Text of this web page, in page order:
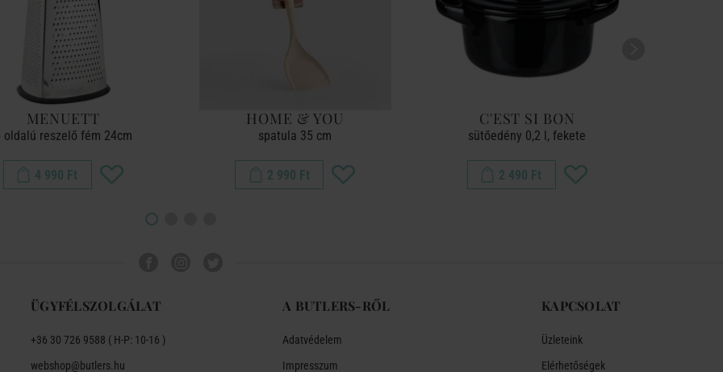
MENUETT
oldalú reszelő fém 24cm
4 990 Ft
HOME & YOU
spatula 35 cm
2 990 Ft
C'EST SI BON
sütőedény 0,2 l, fekete
2 490 Ft
ÜGYFÉLSZOLGÁLAT
+36 30 726 9588 ( H-P: 10-16 )
webshop@butlers.hu
A BUTLERS-RŐL
Adatvédelem
Impresszum
KAPCSOLAT
Üzleteink
Elérhetőségek